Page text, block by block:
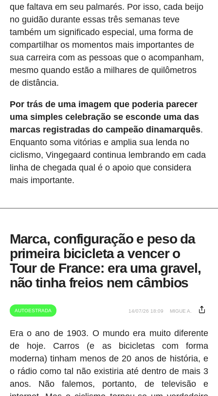
que faltava em seu palmarés. Por isso, cada beijo
no guidão durante essas três semanas teve
também um significado especial, uma forma de
compartilhar os momentos mais importantes de
sua carreira com as pessoas que o acompanham,
mesmo quando estão a milhares de quilômetros
de distância.
Por trás de uma imagem que poderia parecer
uma simples celebração se esconde uma das
marcas registradas do campeão dinamarquês.
Enquanto soma vitórias e amplia sua lenda no
ciclismo, Vingegaard continua lembrando em cada
linha de chegada qual é o apoio que considera
mais importante.
Marca, configuração e peso da
primeira bicicleta a vencer o
Tour de France: era uma gravel,
não tinha freios nem câmbios
AUTOESTRADA 14/07/26 18:09 MIGUE A.
Era o ano de 1903. O mundo era muito diferente
de hoje. Carros (e as bicicletas com forma
moderna) tinham menos de 20 anos de história, e
o rádio como tal não existiria até dentro de mais 3
anos. Não falemos, portanto, de televisão e